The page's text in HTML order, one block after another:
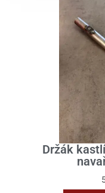
Držák